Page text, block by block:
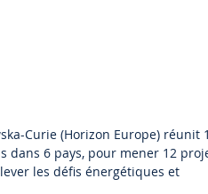
Curie (Horizon Europe) réunit
dans 6 pays, pour mener 12
les défis énergétiques et